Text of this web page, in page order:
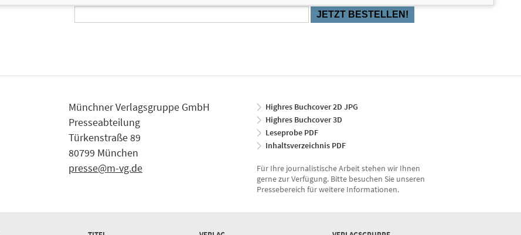
Münchner Verlagsgruppe GmbH
Presseabteilung
Türkenstraße 89
80799 München
presse@m-vg.de
Highres Buchcover 2D JPG
Highres Buchcover 3D
Leseprobe PDF
Inhaltsverzeichnis PDF
Für Ihre journalistische Arbeit stehen wir Ihnen
gerne zur Verfügung. Bitte besuchen Sie unseren
Pressebereich für weitere Informationen.